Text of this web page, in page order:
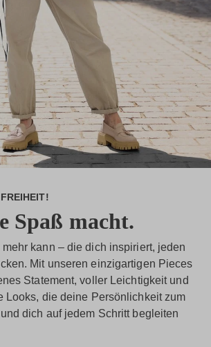
Spaß macht.
kann – die dich inspiriert, jeden
Mit unseren einzigartigen Pieces
Statement, voller Leichtigkeit und
Looks, die deine Persönlichkeit zum
dich auf jedem Schritt begleiten